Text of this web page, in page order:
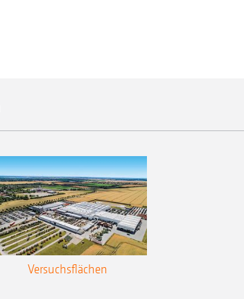
Versuchsflächen